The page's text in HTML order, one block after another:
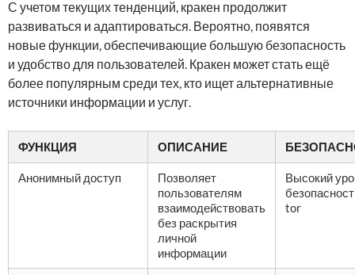
С учетом текущих тенденций, кракен продолжит
развиваться и адаптироваться. Вероятно, появятся
новые функции, обеспечивающие большую безопасность
и удобство для пользователей. Кракен может стать ещё
более популярным среди тех, кто ищет альтернативные
источники информации и услуг.
ФУНКЦИЯ ОПИСАНИЕ
Анонимный доступ
Позволяет
пользователям
взаимодействовать
без раскрытия
личной
информации
Высокий
tor